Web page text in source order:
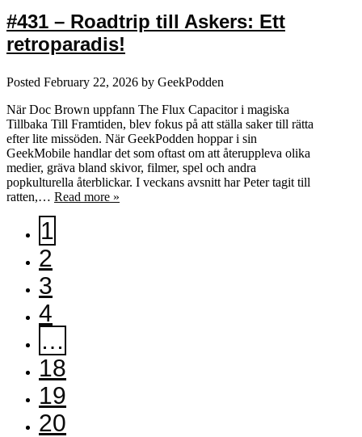
#431 – Roadtrip till Askers: Ett
retroparadis!
Posted February 22, 2026 by GeekPodden
När Doc Brown uppfann The Flux Capacitor i magiska
Tillbaka Till Framtiden, blev fokus på att ställa saker till rätta
efter lite missöden. När GeekPodden hoppar i sin
GeekMobile handlar det som oftast om att återuppleva olika
medier, gräva bland skivor, filmer, spel och andra
popkulturella återblickar. I veckans avsnitt har Peter tagit till
ratten,… Read more »
1
2
3
4
…
18
19
20